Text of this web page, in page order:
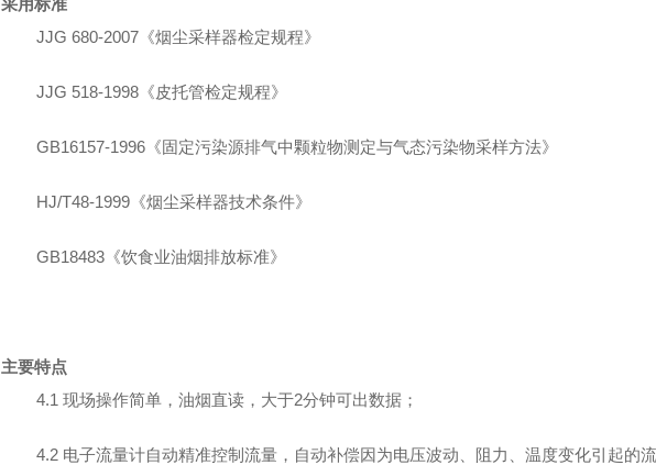
采用标准
JJG 680-2007《烟尘采样器检定规程》
JJG 518-1998《皮托管检定规程》
GB16157-1996《固定污染源排气中颗粒物测定与气态污染物采样方法》
HJ/T48-1999《烟尘采样器技术条件》
GB18483《饮食业油烟排放标准》
主要特点
4.1 现场操作简单，油烟直读，大于2分钟可出数据；
4.2 电子流量计自动精准控制流量， 自动补偿因为电压波动、阻力、温度变化引起的